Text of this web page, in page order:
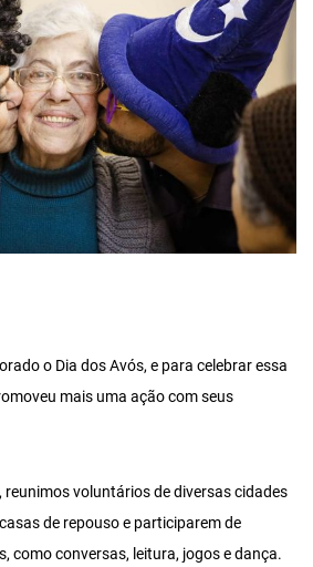
o Dia dos Avós, e para celebrar essa
mais uma ação com seus
reunimos voluntários de diversas cidades
de repouso e participarem de
como conversas, leitura, jogos e dança.